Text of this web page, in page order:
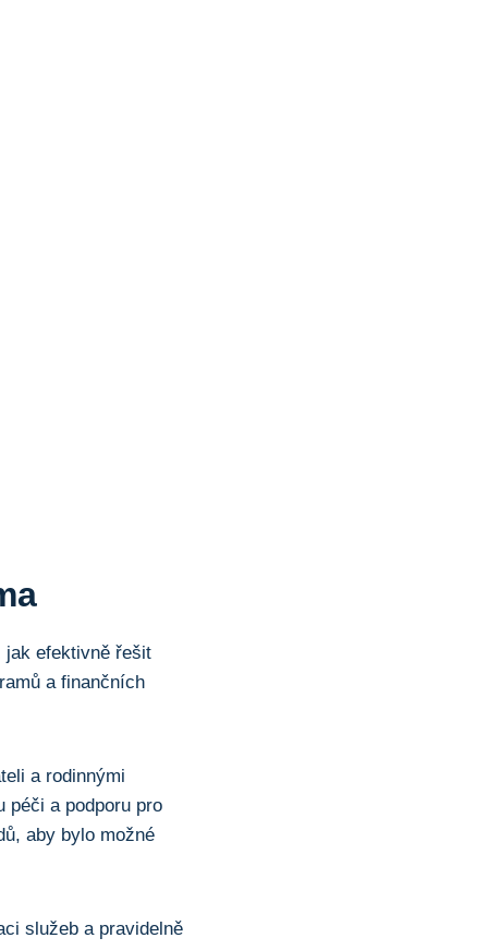
jak efektivně řešit
a finančních
a rodinnými
péči a podporu pro
aby bylo možné
služeb a pravidelně